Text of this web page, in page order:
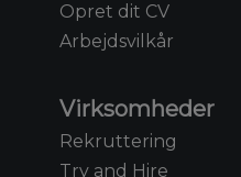
Opret dit CV
Arbejdsvilkår
Virksomheder
Rekruttering
Try and Hire